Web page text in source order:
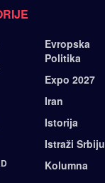
Evropska
Politika
Expo 2027
Iran
Istorija
Istraži Srbiju
Kolumna